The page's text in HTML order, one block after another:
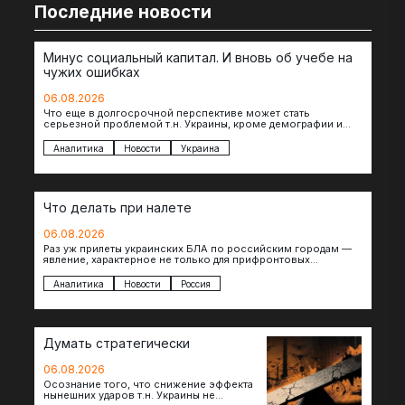
Последние новости
Минус социальный капитал. И вновь об учебе на
чужих ошибках
06.08.2026
Что еще в долгосрочной перспективе может стать
серьезной проблемой т.н. Украины, кроме демографии и
которых будет…
Аналитика Новости Украина
Что делать при налете
06.08.2026
Раз уж прилеты украинских БЛА по российским городам —
явление, характерное не только для прифронтовых
Аналитика Новости Россия
Думать стратегически
06.08.2026
Осознание того, что снижение эффекта
нынешних ударов т.н. Украины не